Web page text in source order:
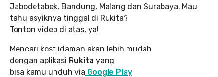
Jabodetabek, Bandung, Malang dan Surabaya. Mau
tahu asyiknya tinggal di Rukita?
Tonton video di atas, ya!
Mencari kost idaman akan lebih mudah
dengan aplikasi Rukita yang
bisa kamu unduh via Google Play